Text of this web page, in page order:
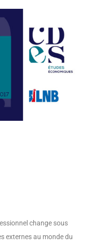
change sous
externes au monde du